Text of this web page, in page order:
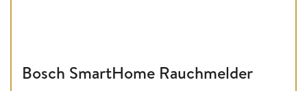
Bosch SmartHome Rauchmelder